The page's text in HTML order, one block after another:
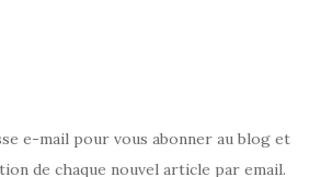
e-mail pour vous abonner au blog et
de chaque nouvel article par email.